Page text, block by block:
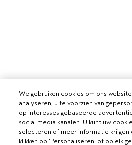
VOOR PROFESSIONALS
WORD EEN AVEDA SALON
We gebruiken cookies om ons
analyseren, u te voorzien van
op interesses gebaseerde
social media kanalen. U kunt uw
selecteren of meer informatie krijgen
klikken op 'Personaliseren' of op elk